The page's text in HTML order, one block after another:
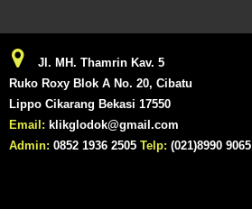
Jl. MH. Thamrin Kav. 5
Ruko Roxy Blok A No. 20, Cibatu
Lippo Cikarang Bekasi 17550
Email: klikglodok@gmail.com
Admin: 0852 1936 2505 Telp: (021)8990 9065